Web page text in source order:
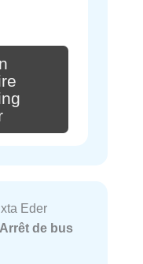
Eder
Arrêt de bus